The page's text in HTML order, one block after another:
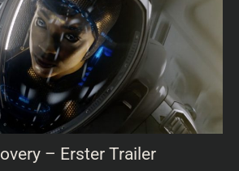
– Erster Trailer